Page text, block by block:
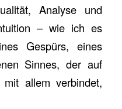
Analyse und
– wie ich es
Gespürs, eines
Sinnes, der auf
allem verbindet,